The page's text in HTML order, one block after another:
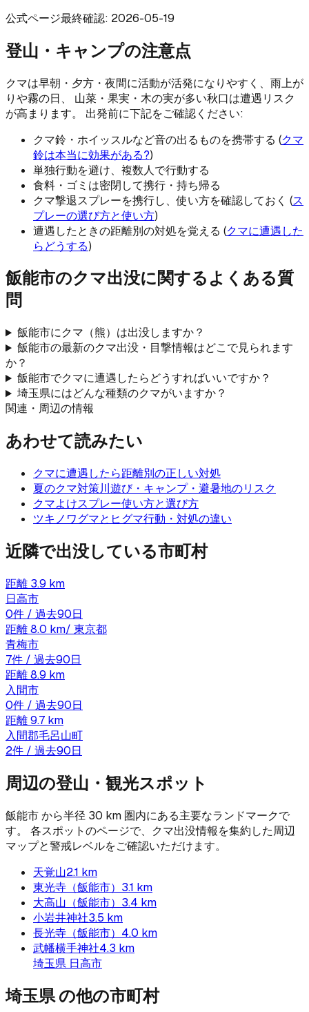
公式ページ最終確認: 2026-05-19
登山・キャンプの注意点
クマは早朝・夕方・夜間に活動が活発になりやすく、雨上が
りや霧の日、 山菜・果実・木の実が多い秋口は遭遇リスク
が高まります。 出発前に下記をご確認ください:
クマ鈴・ホイッスルなど音の出るものを携帯する (クマ
鈴は本当に効果がある?)
単独行動を避け、複数人で行動する
食料・ゴミは密閉して携行・持ち帰る
クマ撃退スプレーを携行し、使い方を確認しておく (ス
プレーの選び方と使い方)
遭遇したときの距離別の対処を覚える (クマに遭遇した
らどうする)
飯能市のクマ出没に関するよくある質
問
飯能市にクマ（熊）は出没しますか？
飯能市の最新のクマ出没・目撃情報はどこで見られます
か？
飯能市でクマに遭遇したらどうすればいいですか？
埼玉県にはどんな種類のクマがいますか？
関連・周辺の情報
あわせて読みたい
クマに遭遇したら距離別の正しい対処
夏のクマ対策川遊び・キャンプ・避暑地のリスク
クマよけスプレー使い方と選び方
ツキノワグマとヒグマ行動・対処の違い
近隣で出没している市町村
距離 3.9 km
日高市
0件 / 過去90日
距離8.0 km/ 東京都
青梅市
7件 / 過去90日
距離8.9 km
入間市
0件 / 過去90日
距離9.7 km
入間郡毛呂山町
2件 / 過去90日
周辺の登山・観光スポット
飯能市から半径 30 km 圏内にある主要なランドマークで
す。 各スポットのページで、クマ出没情報を集約した周辺
マップと警戒レベルをご確認いただけます。
天覚山2.1 km
東光寺（飯能市） 3.1 km
大高山（飯能市） 3.4 km
小岩井神社3.5 km
長光寺（飯能市） 4.0 km
武幡横手神社4.3 km
埼玉県 日高市
埼玉県の他の市町村